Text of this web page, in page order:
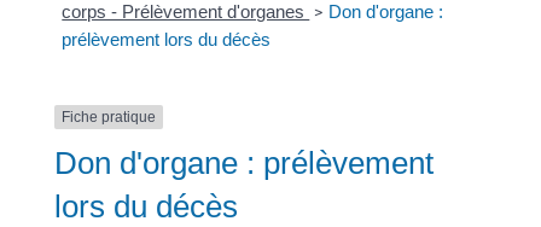
corps - Prélèvement d'organes
> Don d'organe :
prélèvement lors du décès
Fiche pratique
Don d'organe : prélèvement
lors du décès